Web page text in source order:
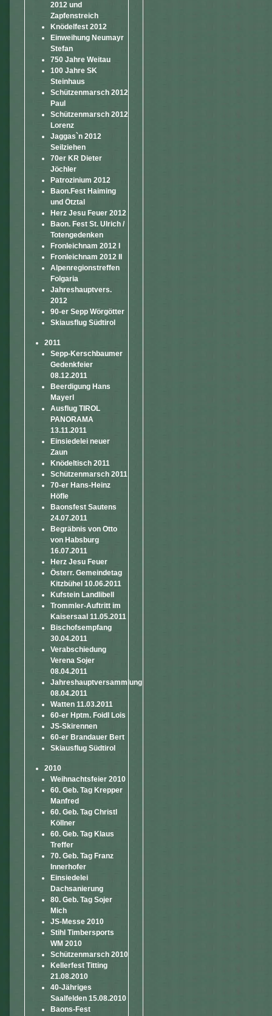
2012 und
Zapfenstreich
Knödelfest 2012
Einweihung Neumayr
Stefan
750 Jahre Weitau
100 Jahre SK
Steinhaus
Schützenmarsch 2012
Paul
Schützenmarsch 2012
Lorenz
Jaggas`n 2012
Seilziehen
70er KR Dieter
Jöchler
Patrozinium 2012
Baon.Fest Haiming
und Ötztal
Herz Jesu Feuer 2012
Baon. Fest St. Ulrich /
Totengedenken
Fronleichnam 2012 I
Fronleichnam 2012 II
Alpenregionstreffen
Folgaria
Jahreshauptvers.
2012
90-er Sepp Wörgötter
Skiausflug Südtirol
2011
Sepp-Kerschbaumer
Gedenkfeier
08.12.2011
Beerdigung Hans
Mayerl
Ausflug TIROL
PANORAMA
13.11.2011
Einsiedelei neuer
Zaun
Knödeltisch 2011
Schützenmarsch 2011
70-er Hans-Heinz
Höfle
Baonsfest Sautens
24.07.2011
Begräbnis von Otto
von Habsburg
16.07.2011
Herz Jesu Feuer
Österr. Gemeindetag
Kitzbühel 10.06.2011
Kufstein Landlibell
Trommler-Auftritt im
Kaisersaal 11.05.2011
Bischofsempfang
30.04.2011
Verabschiedung
Verena Sojer
08.04.2011
Jahreshauptversammlung
08.04.2011
Watten 11.03.2011
60-er Hptm. Foidl Lois
JS-Skirennen
60-er Brandauer Bert
Skiausflug Südtirol
2010
Weihnachtsfeier 2010
60. Geb. Tag Krepper
Manfred
60. Geb. Tag Christl
Köllner
60. Geb. Tag Klaus
Treffer
70. Geb. Tag Franz
Innerhofer
Einsiedelei
Dachsanierung
80. Geb. Tag Sojer
Mich
JS-Messe 2010
Stihl Timbersports
WM 2010
Schützenmarsch 2010
Kellerfest Titting
21.08.2010
40-Jähriges
Saalfelden 15.08.2010
Baons-Fest